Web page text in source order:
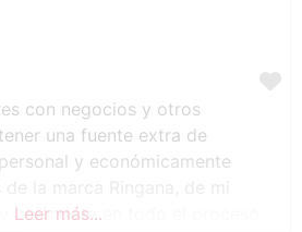
con negocios y otros
una fuente extra de
y económicamente
guiándote en todo el proceso.
Leer más...